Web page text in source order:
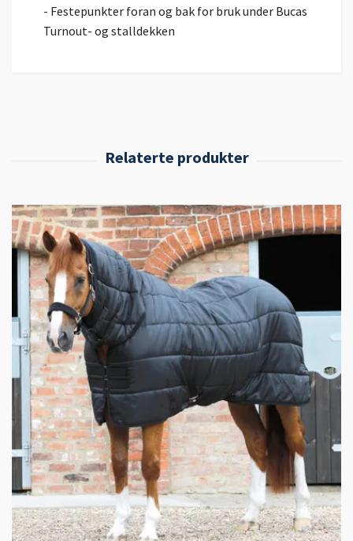
- Festepunkter foran og bak for bruk under Bucas
Turnout- og stalldekken